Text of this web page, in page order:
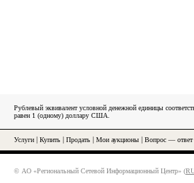
Рублевый эквивалент условной денежной единицы
равен 1 (одному) доллару США.
Услуги Купить Продать Мои аукционы Вопрос — ответ|
© АО «Региональный Сетевой Информационный Центр» (